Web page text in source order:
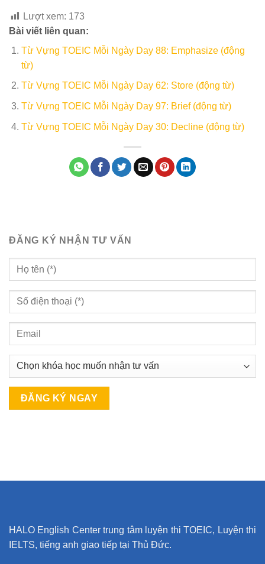
Lượt xem: 173
Bài viết liên quan:
Từ Vựng TOEIC Mỗi Ngày Day 88: Emphasize (động
từ)
Từ Vựng TOEIC Mỗi Ngày Day 62: Store (động từ)
Từ Vựng TOEIC Mỗi Ngày Day 97: Brief (động từ)
Từ Vựng TOEIC Mỗi Ngày Day 30: Decline (động từ)
ĐĂNG KÝ NHẬN TƯ VẤN
r
i
v
HALO English Center trung tâm luyện thi TOEIC, Luyện thi
IELTS, tiếng anh giao tiếp tại Thủ Đức.